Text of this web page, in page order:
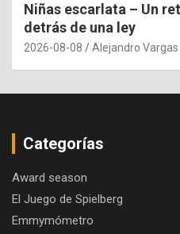
Niñas escarlata – Un
detrás de una ley
2026-08-08 Alejandro Vargas
Categorías
Award season
El Juego de Spielberg
Emmymómetro